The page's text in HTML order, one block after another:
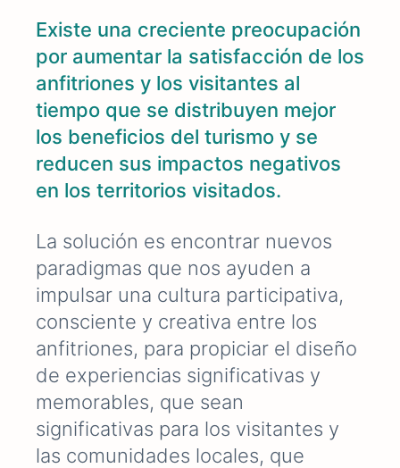
Existe una creciente preocupación
por aumentar la satisfacción de los
anfitriones y los visitantes al
tiempo que se distribuyen mejor
los beneficios del turismo y se
reducen sus impactos negativos
en los territorios visitados.
La solución es encontrar nuevos
paradigmas que nos ayuden a
impulsar una cultura participativa,
consciente y creativa entre los
anfitriones, para propiciar el diseño
de experiencias significativas y
memorables, que sean
significativas para los visitantes y
las comunidades locales, que